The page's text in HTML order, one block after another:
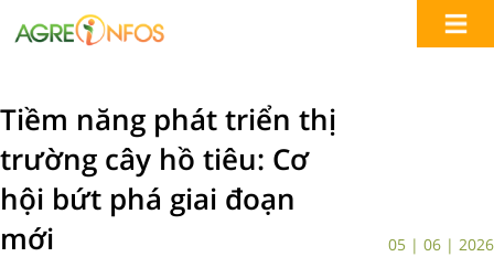
Tiềm năng phát triển thị
trường cây hồ tiêu: Cơ
hội bứt phá giai đoạn
mới
05 | 06 | 2026